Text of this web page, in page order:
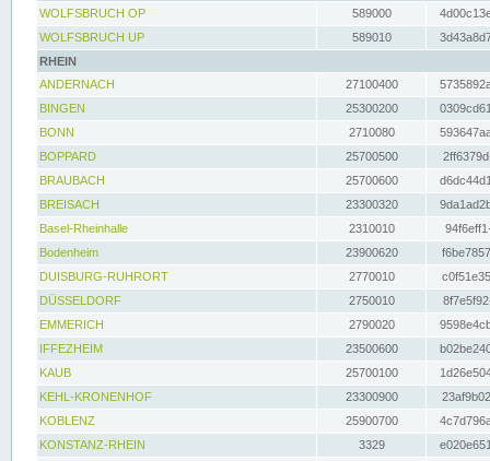
WOLFSBRUCH OP
589000
WOLFSBRUCH UP
589010
RHEIN
ANDERNACH
27100400
BINGEN
25300200
BONN
2710080
BOPPARD
25700500
BRAUBACH
25700600
BREISACH
23300320
Basel-Rheinhalle
2310010
Bodenheim
23900620
DUISBURG-RUHRORT
2770010
DÜSSELDORF
2750010
EMMERICH
2790020
IFFEZHEIM
23500600
KAUB
25700100
KEHL-KRONENHOF
23300900
KOBLENZ
25900700
KONSTANZ-RHEIN
3329